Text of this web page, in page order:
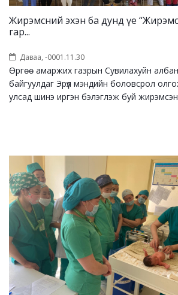
Жирэмсний эхэн ба дунд үе
гар...
Даваа, -0001.11.30
Өргөө амаржих газрын Сувилахуйн
байгуулдаг Эрүүл мэндийн боловсрол
улсад шинэ иргэн бэлэглэж буй жирэмсэн